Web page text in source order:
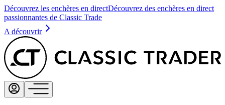
Découvrez les enchères en directDécouvrez des enchères en direct
passionnantes de Classic Trade
A découvrir